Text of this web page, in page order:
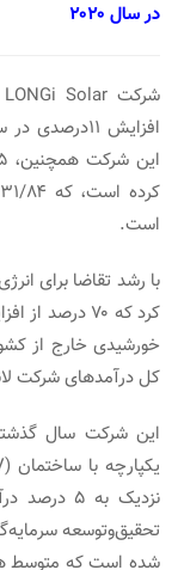
در سال ۲۰۲۰
است.
خورشیدی خارج از
کل درآمدهای شرکت لانگی سولار
این شرکت سال
تحقیق‌وتوسعه